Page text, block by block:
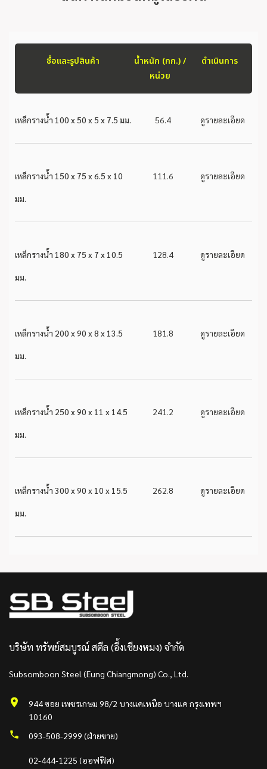
ชื่อและรูปสินค้า
น้ำหนัก (กก.) /
หน่วย
ดำเนินการ
เหล็กรางน้ำ 100 x 50 x 5 x 7.5 มม. 56.4 ดูรายละเอียด
เหล็กรางน้ำ 150 x 75 x 6.5 x 10
มม.
111.6 ดูรายละเอียด
เหล็กรางน้ำ 180 x 75 x 7 x 10.5
มม.
128.4 ดูรายละเอียด
เหล็กรางน้ำ 200 x 90 x 8 x 13.5
มม.
181.8 ดูรายละเอียด
เหล็กรางน้ำ 250 x 90 x 11 x 14.5
มม.
241.2 ดูรายละเอียด
เหล็กรางน้ำ 300 x 90 x 10 x 15.5
มม.
262.8 ดูรายละเอียด
บริษัท ทรัพย์สมบูรณ์ สตีล (อึ้งเชียงหมง) จำกัด
Subsomboon Steel (Eung Chiangmong) Co., Ltd.
944 ซอย เพชรเกษม 98/2 บางแคเหนือ บางแค กรุงเทพฯ
10160
093-508-2999 (ฝ่ายขาย)
02-444-1225 (ออฟฟิศ)